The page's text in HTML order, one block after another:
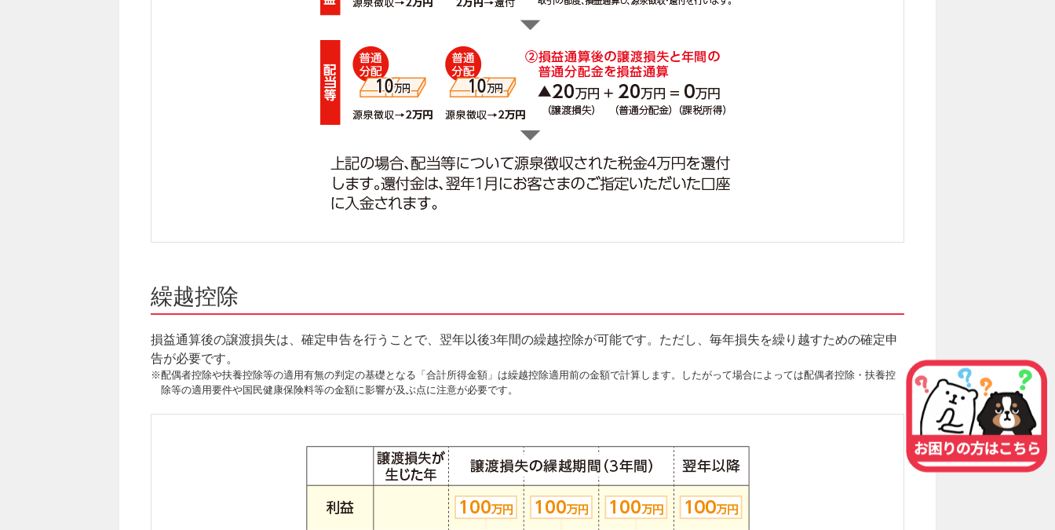
繰越控除
損益通算後の譲渡損失は、確定申告を行うことで、翌年以後3年間の繰越控除が可能です。ただし、毎年損失を繰り越すための確定申
告が必要です。
※配偶者控除や扶養控除等の適用有無の判定の基礎となる「合計所得金額」は繰越控除適用前の金額で計算します。したがって場合によっては配偶者控除・扶養控
除等の適用要件や国民健康保険料等の金額に影響が及ぶ点に注意が必要です。